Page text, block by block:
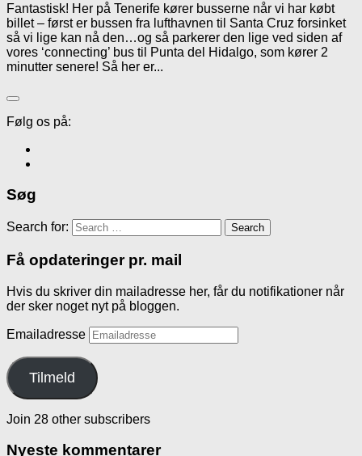
Fantastisk! Her på Tenerife kører busserne når vi har købt
billet – først er bussen fra lufthavnen til Santa Cruz forsinket
så vi lige kan nå den…og så parkerer den lige ved siden af
vores ‘connecting’ bus til Punta del Hidalgo, som kører 2
minutter senere! Så her er...
Følg os på:
Søg
Search for:
Få opdateringer pr. mail
Hvis du skriver din mailadresse her, får du notifikationer når
der sker noget nyt på bloggen.
Emailadresse
Tilmeld
Join 28 other subscribers
Nyeste kommentarer